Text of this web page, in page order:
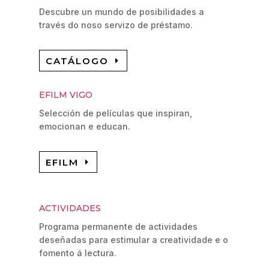
Descubre un mundo de posibilidades a
través do noso servizo de préstamo.
CATÁLOGO
EFILM VIGO
Selección de películas que inspiran,
emocionan e educan.
EFILM
ACTIVIDADES
Programa permanente de actividades
deseñadas para estimular a creatividade e o
fomento á lectura.